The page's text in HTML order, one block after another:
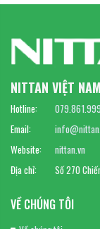
NITTAN VIỆT NAM
Hotline:
Email:
Website:
nittan.vn
Địa chỉ:
Số 270
VỀ CHÚNG TÔI